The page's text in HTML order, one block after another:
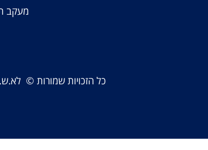
מעקב
כל הזכויות שמורות ©